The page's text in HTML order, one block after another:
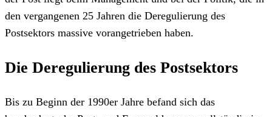
den vergangenen 25 Jahren die Deregulierung des
Postsektors massive vorangetrieben haben.
Die Deregulierung des Postsektors
Bis zu Beginn der 1990er Jahre befand sich das